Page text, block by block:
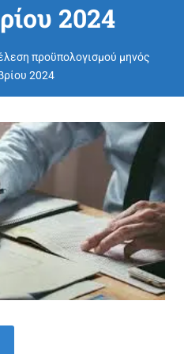
2024
προϋπολογισμού μηνός
2024